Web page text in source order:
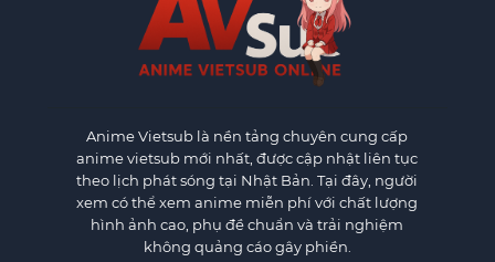
Anime Vietsub là nền tảng chuyên cung cấp
anime vietsub mới nhất, được cập nhật liên tục
theo lịch phát sóng tại Nhật Bản. Tại đây, người
xem có thể xem anime miễn phí với chất lượng
hình ảnh cao, phụ đề chuẩn và trải nghiệm
không quảng cáo gây phiền.